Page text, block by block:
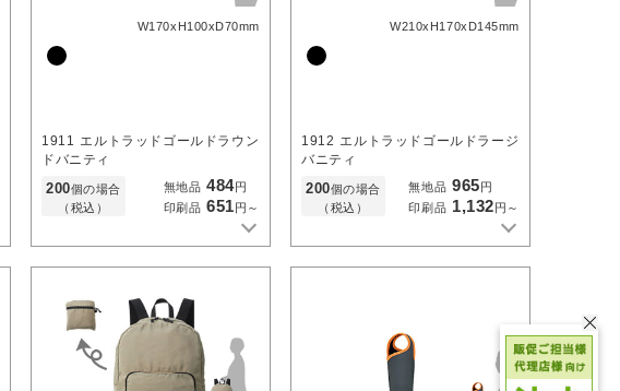
W170xH100xD70mm
1911 エルトラッドゴールドラウン
ドバニティ
200個の場合
（税込）
無地品 484円
印刷品 651 円～
W210xH170xD145mm
1912 エルトラッドゴールドラージ
バニティ
200個の場合
（税込）
無地品 965 円
印刷品 1,132 円～